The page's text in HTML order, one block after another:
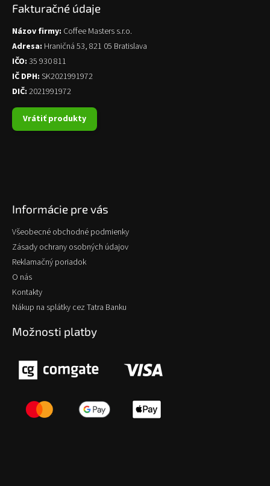
Fakturačné údaje
Názov firmy: Coffee Masters s.r.o.
Adresa: Hraničná 53, 821 05 Bratislava
IČO: 35 930 811
IČ DPH: SK2021991972
DIČ: 2021991972
Vrátiť produkty
Informácie pre vás
Všeobecné obchodné podmienky
Zásady ochrany osobných údajov
Reklamačný poriadok
O nás
Kontakty
Nákup na splátky cez Tatra Banku
Možnosti platby